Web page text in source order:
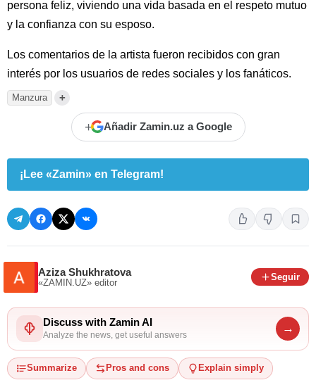
persona feliz, viviendo una vida basada en el respeto mutuo
y la confianza con su esposo.
Los comentarios de la artista fueron recibidos con gran
interés por los usuarios de redes sociales y los fanáticos.
Manzura +
+ Añadir Zamin.uz a Google
¡Lee «Zamin» en Telegram!
Aziza Shukhratova
«ZAMIN.UZ» editor
Seguir
Discuss with Zamin AI
Analyze the news, get useful answers
→
Summarize Pros and cons Explain simply